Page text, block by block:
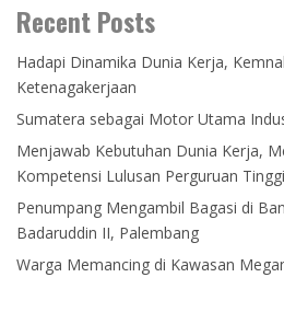
Recent Posts
Hadapi Dinamika Dunia Kerja,
Ketenagakerjaan
Sumatera sebagai Motor Utama
Menjawab Kebutuhan Dunia Kerja,
Kompetensi Lulusan Perguruan
Penumpang Mengambil Bagasi di
Badaruddin II, Palembang
Warga Memancing di Kawasan